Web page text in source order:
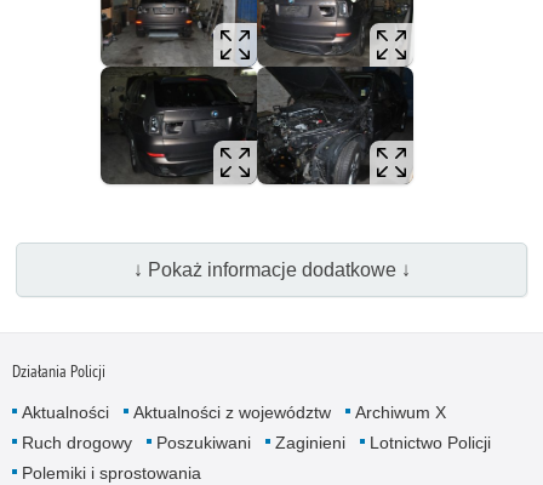
↓ Pokaż informacje dodatkowe ↓
Działania Policji
Aktualności Aktualności z województw
Archiwum X
Ruch drogowy
Poszukiwani Zaginieni
Lotnictwo Policji
Polemiki i sprostowania